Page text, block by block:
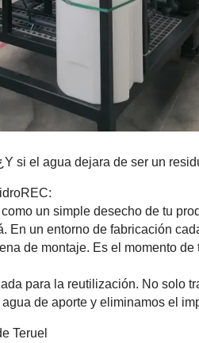
si el agua dejara de ser un
un simple desecho de tu
En un entorno de fabricación
de montaje. Es el momento
para la reutilización. No solo
de aporte y eliminamos el
Teruel